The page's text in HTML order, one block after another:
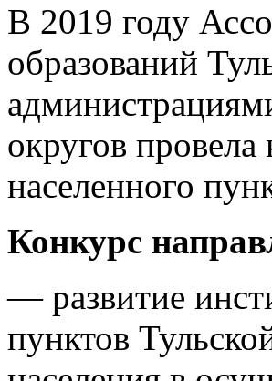
В 2019 году
образований
округов
населенного
Конкурс
— развитие
пунктов